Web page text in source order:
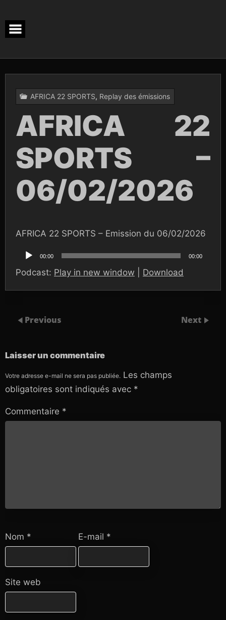
content
AFRICA 22 SPORTS, Replay des émissions
AFRICA 22
SPORTS –
06/02/2026
AFRICA 22 SPORTS – Emission du 06/02/2026
audio
00:00 00:00
Podcast: Play in new window Download
Previous Next
Laisser un commentaire
Votre adresse e-mail ne sera pas publiée. Les champs
obligatoires sont indiqués avec *
Commentaire *
Nom * E-mail *
Site web